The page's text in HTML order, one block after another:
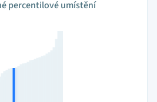
percentilové umístění